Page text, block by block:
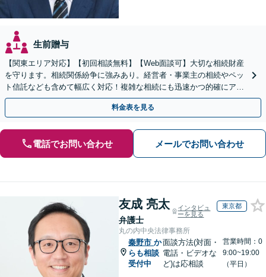
生前贈与
【関東エリア対応】【初回相談無料】【Web面談可】大切な相続財産
を守ります。相続関係紛争に強みあり。経営者・事業主の相続やペッ
ト信託なども含めて幅広く対応！複雑な相続にも迅速かつ的確にアド
バイスいたします。
料金表を見る
電話でお問い合わせ メールでお問い合わせ
友成 亮太
弁護士
インタビュ
ーを見る
東京都
丸の内中央法律事務所
秦野市 か
らも相談
受付中
面談方法(対面・
電話・ビデオな
ど)は応相談
営業時間：0
9:00~19:00
（平日）